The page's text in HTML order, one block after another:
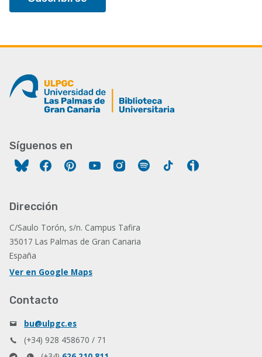
Síguenos en
FacebookPinterestYouTubeInstagram
Spotify Tiktok
Dirección
C/Saulo Torón, s/n. Campus Tafira
35017 Las Palmas de Gran Canaria
España
Ver en Google Maps
Contacto
bu@ulpgc.es
(+34) 928 458670 / 71